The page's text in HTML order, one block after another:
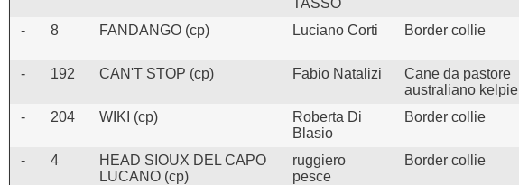
TASSO
- 8 FANDANGO (cp) Luciano Corti Border collie
- 192 CAN'T STOP (cp) Fabio Natalizi
Cane da pastore
australiano kelpie
- 204 WIKI (cp)
Roberta Di
Blasio
Border collie
- 4
HEAD SIOUX DEL CAPO
LUCANO (cp)
ruggiero
pesce
Border collie